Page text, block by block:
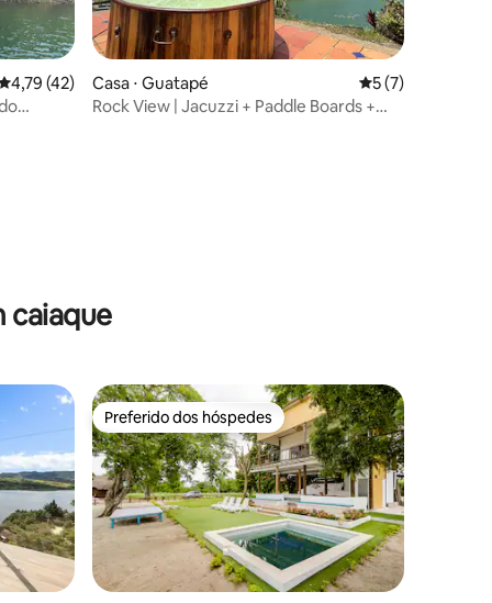
de uma avaliação média de 5, 42 avaliações
4,79 (42)
Casa ⋅ Guatapé 5 de uma
5 (7)
Rock View | Jacuzzi + Paddle Boards +
caiaque
Preferido dos hóspedes
Preferido dos hóspedes